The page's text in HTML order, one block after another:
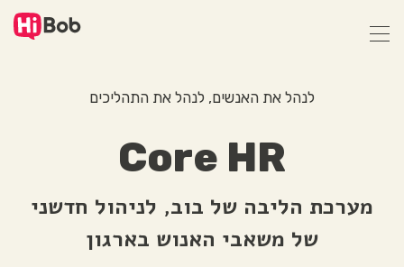
לתוכן
לנהל את האנשים, לנהל את התהליכים
Core HR
מערכת הליבה של בוב, לניהול חדשני
של משאבי האנוש בארגון